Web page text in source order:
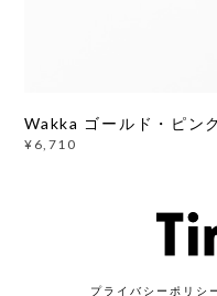
Wakka ゴールド・ピン
¥6,710
プライバシーポリシ